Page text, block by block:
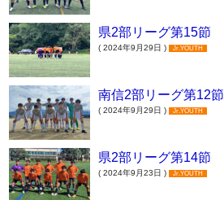
県2部リーグ第15節
( 2024年9月29日 ) Jr.YOUTH
南信2部リーグ第12節
( 2024年9月29日 ) Jr.YOUTH
県2部リーグ第14節
( 2024年9月23日 ) Jr.YOUTH